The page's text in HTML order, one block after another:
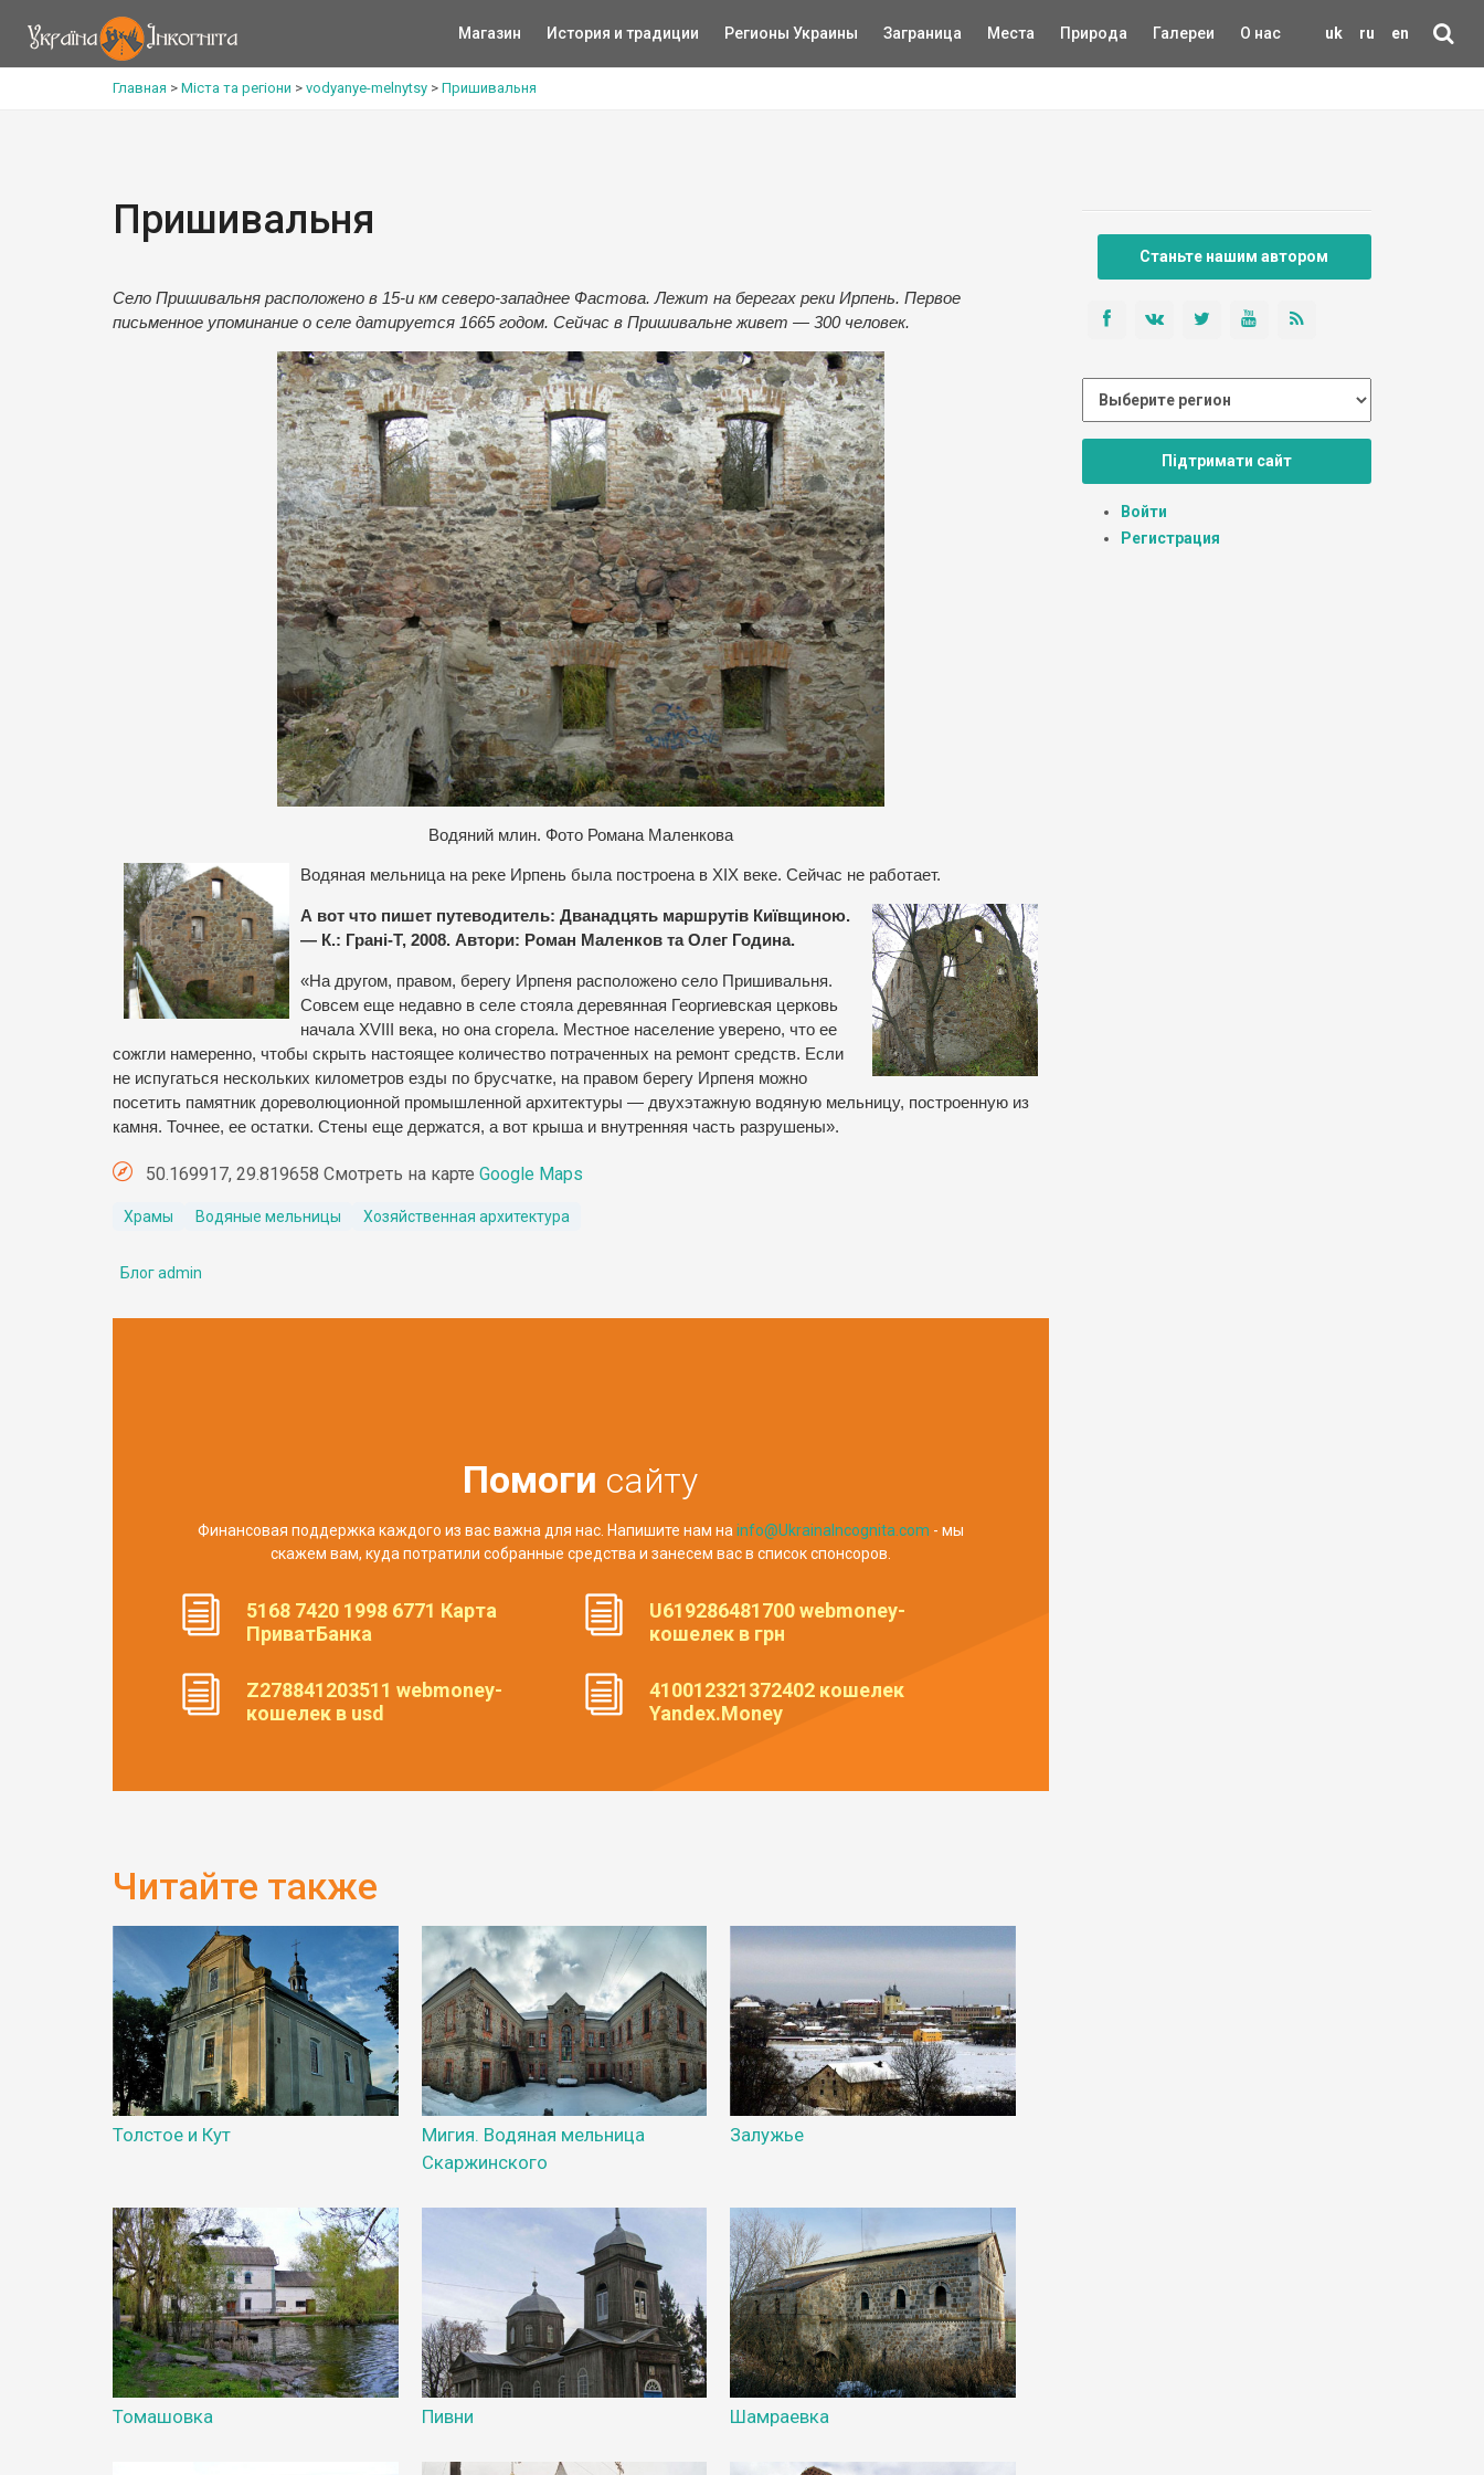
uk ru en
Магазин История и традиции Регионы Украины Заграница Места Природа Галереи О нас
Главная > Міста та регіони > vodyanye-melnytsy > Пришивальня
Пришивальня
Село Пришивальня расположено в 15-и км северо-западнее Фастова. Лежит на берегах реки Ирпень. Первое
письменное упоминание о селе датируется 1665 годом. Сейчас в Пришивальне живет — 300 человек.
Водяний млин. Фото Романа Маленкова
Водяная мельница на реке Ирпень была построена в XIX веке. Сейчас не работает.
А вот что пишет путеводитель: Дванадцять маршрутів Київщиною.
— К.: Грані-Т, 2008. Автори: Роман Маленков та Олег Година.
«На другом, правом, берегу Ирпеня расположено село Пришивальня.
Совсем еще недавно в селе стояла деревянная Георгиевская церковь
начала XVIII века, но она сгорела. Местное население уверено, что ее
сожгли намеренно, чтобы скрыть настоящее количество потраченных на ремонт средств. Если
не испугаться нескольких километров езды по брусчатке, на правом берегу Ирпеня можно
посетить памятник дореволюционной промышленной архитектуры — двухэтажную водяную мельницу, построенную из
камня. Точнее, ее остатки. Стены еще держатся, а вот крыша и внутренняя часть разрушены».
50.169917, 29.819658 Смотреть на карте Google Maps
Храмы Водяные мельницы Хозяйственная архитектура
Блог admin
Помоги сайту
Финансовая поддержка каждого из вас важна для нас. Напишите нам на info@UkrainaIncognita.com - мы
скажем вам, куда потратили собранные средства и занесем вас в список спонсоров.
5168 7420 1998 6771 Карта
ПриватБанка
U619286481700 webmoney-
кошелек в грн
Z278841203511 webmoney-
кошелек в usd
410012321372402 кошелек
Yandex.Money
Читайте также
Толстое и Кут
Мигия. Водяная мельница
Скаржинского
Залужье
Томашовка Пивни Шамраевка
Станьте нашим автором
Підтримати сайт
Войти
Регистрация